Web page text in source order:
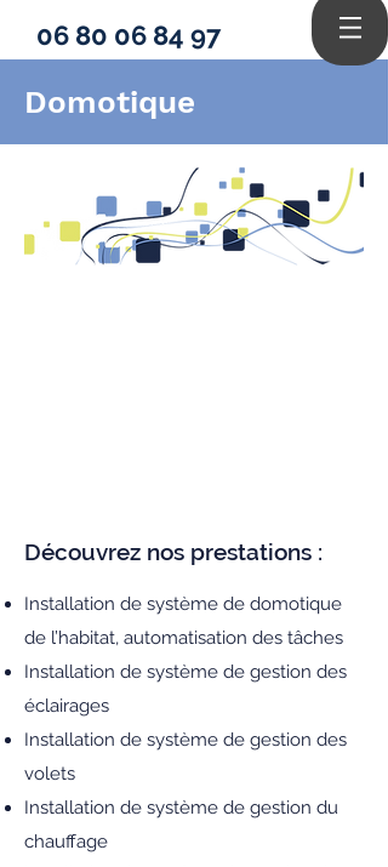
06 80 06 84 97
Domotique
Découvrez nos prestations :
Installation de système de domotique
de l’habitat, automatisation des tâches
Installation de système de gestion des
éclairages
Installation de système de gestion des
volets
Installation de système de gestion du
chauffage